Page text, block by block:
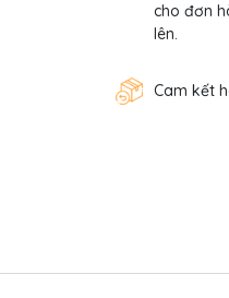
cho đơn
lên.
Cam kết